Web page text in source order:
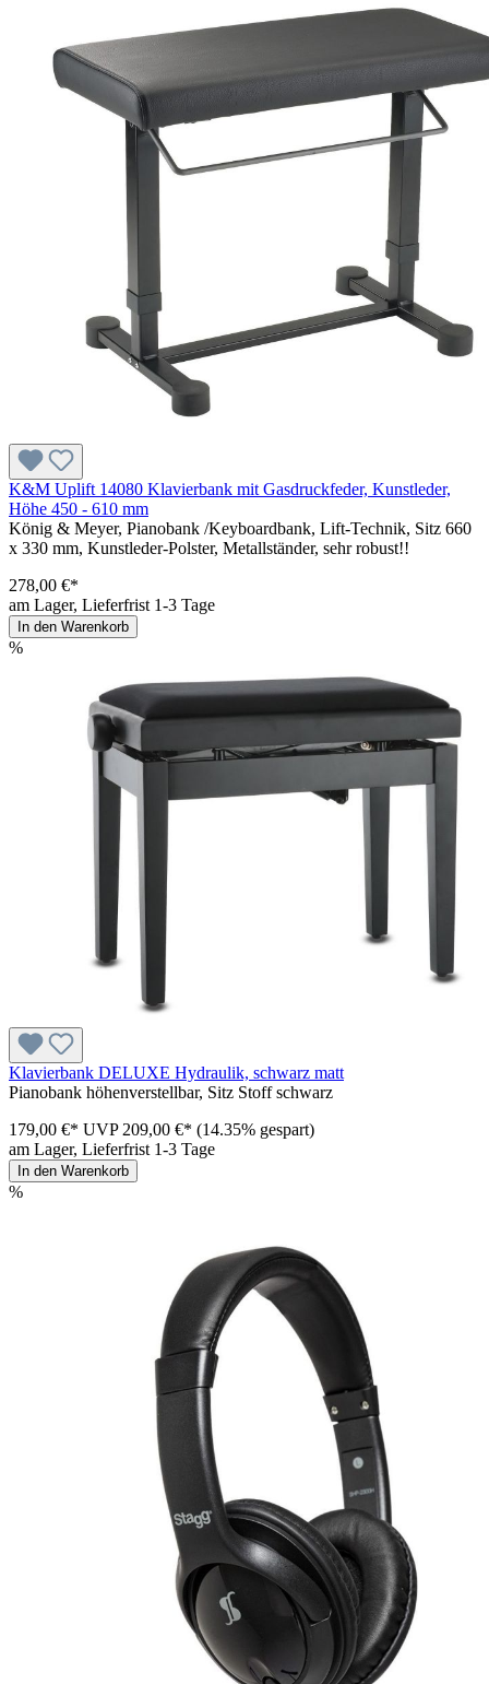
K&M Uplift 14080 Klavierbank mit Gasdruckfeder, Kunstleder,
Höhe 450 - 610 mm
König & Meyer, Pianobank /Keyboardbank, Lift-Technik, Sitz 660
x 330 mm, Kunstleder-Polster, Metallständer, sehr robust!!
278,00 €*
am Lager, Lieferfrist 1-3 Tage
In den Warenkorb
%
Klavierbank DELUXE Hydraulik, schwarz matt
Pianobank höhenverstellbar, Sitz Stoff schwarz
179,00 €* UVP 209,00 €* (14.35% gespart)
am Lager, Lieferfrist 1-3 Tage
In den Warenkorb
%